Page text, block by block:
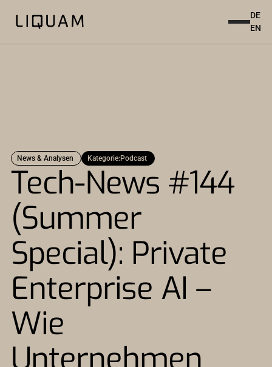
DE
EN
News & Analysen Kategorie:Podcast
Tech-News #144
(Summer
Special): Private
Enterprise AI –
Wie